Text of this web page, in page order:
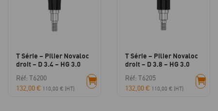
T Série – Pilier Novaloc
droit – D 3.4 – HG 3.0
Réf: T6200
132,00€ 110,00 € (HT)
T Série – Pilier Novaloc
droit – D 3.8 – HG 3.0
Réf: T6205
132,00€ 110,00 € (HT)